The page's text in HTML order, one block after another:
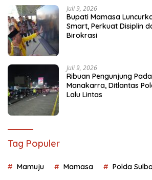
Juli 9, 2026
Bupati Mamasa
Smart, Perkuat Disiplin
Birokrasi
Juli 9, 2026
Ribuan Pengunjung
Manakarra, Ditlantas
Lalu Lintas
Tag Populer
Mamuju Mamasa Polda